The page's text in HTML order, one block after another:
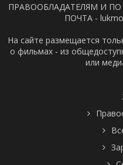
ПРАВООБЛАДАТЕЛЯМ И
ПОЧТА -
На сайте размещается
о фильмах - из
или